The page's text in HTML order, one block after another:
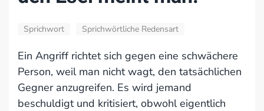
Sprichwort Sprichwörtliche Redensart
Ein Angriff richtet sich gegen eine schwächere
Person, weil man nicht wagt, den tatsächlichen
Gegner anzugreifen. Es wird jemand
beschuldigt und kritisiert, obwohl eigentlich